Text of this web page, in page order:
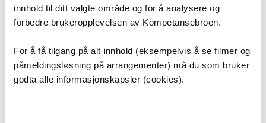
innhold til ditt valgte område og for å analysere og
forbedre brukeropplevelsen av Kompetansebroen.
For å få tilgang på alt innhold (eksempelvis å se filmer og
påmeldingsløsning på arrangementer) må du som bruker
godta alle informasjonskapsler (cookies).
Målet er å gi deg inspirasjon, nyttig fagstoff og et lite
avbrekk i sommerukene, enten du har ferie eller holder
Husk åmelde deg på våre nyhetsbrev for å få
arrangementer, aktueltsaker og